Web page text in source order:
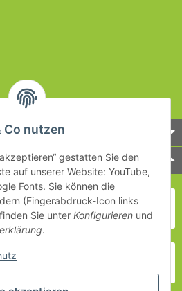
Co nutzen
gestatten Sie den
auf unserer Website: YouTube,
Fonts. Sie können die
(Fingerabdruck-Icon links
Sie unter Konfigurieren und
.